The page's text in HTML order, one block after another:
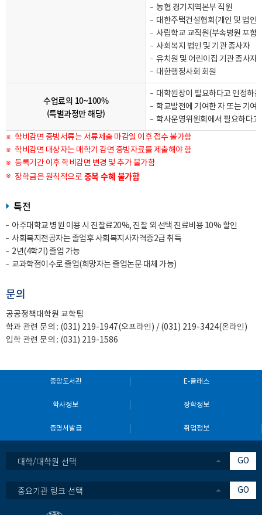
농협 경기지역본부 직원
대한주택건설협회(개인 및 법인
사립학교 교직원(부속병원 포함)
사회복지 법인 및 기관 종사자
유치원 및 어린이집 기관 종사자(
대한행정사회 회원
수업료의 10~100%
(특별과정만 해당)
대학원장이 필요하다고 인정하
학교발전에 기여한 자 또는 기여
학사운영위원회에서 필요하다고
학비감면 증빙서류는 서류제출 마감일 이후 접수 불가함
학비감면 대상자는 매학기 감면 증빙자료를 제출해야 함
등록기간 이후 학비감면 변경 및 추가 불가함
장학금은 원칙적으로중복 수혜 불가함
특전
아주대학교 병원 이용 시 진찰료20%, 진찰 외 선택 진료비용 10% 할인
사회복지전공자는 졸업후 사회복지사자격증2급 취득
2년(4학기) 졸업 가능
교과학점이수로 졸업(희망자는 졸업논문 대체 가능)
문의
공공정책대학원 교학팀
학과 관련 문의 : (031) 219-1947(오프라인) / (031) 219-3424(온라인)
입학 관련 문의 : (031) 219-1586
중앙도서관 E-클래스
학사정보 장학정보
증명서발급 취업정보
대학/대학원 선택 GO
중요기관 링크 선택 GO